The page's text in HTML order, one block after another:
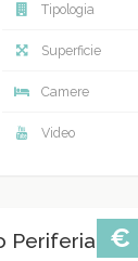
Tipologia
Superficie
Camere
Video
Periferia €